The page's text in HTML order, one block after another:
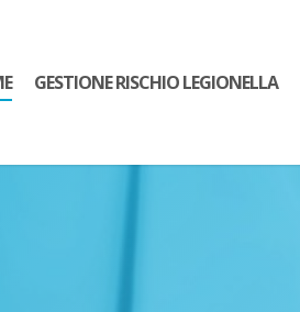
GESTIONE RISCHIO LEGIONELLA